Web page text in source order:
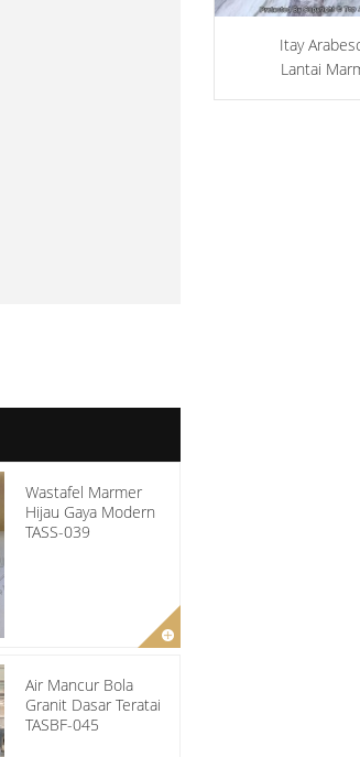
Wastafel Marmer
Hijau Gaya Modern
TASS-039
Air Mancur Bola
Granit Dasar Teratai
TASBF-045
Itay
Lantai